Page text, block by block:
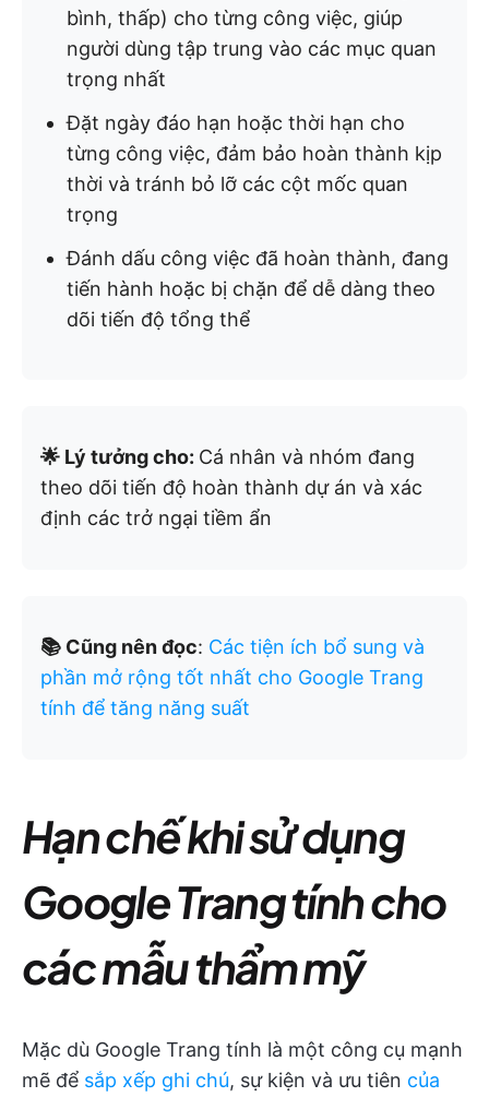
bình, thấp) cho từng công việc, giúp
người dùng tập trung vào các mục quan
trọng nhất
Đặt ngày đáo hạn hoặc thời hạn cho
từng công việc, đảm bảo hoàn thành kịp
thời và tránh bỏ lỡ các cột mốc quan
trọng
Đánh dấu công việc đã hoàn thành, đang
tiến hành hoặc bị chặn để dễ dàng theo
dõi tiến độ tổng thể
🌟 Lý tưởng cho: Cá nhân và nhóm đang
theo dõi tiến độ hoàn thành dự án và xác
định các trở ngại tiềm ẩn
📚 Cũng nên đọc: Các tiện ích bổ sung và
phần mở rộng tốt nhất cho Google Trang
tính để tăng năng suất
Hạn chế khi sử dụng
Google Trang tính cho
các mẫu thẩm mỹ
Mặc dù Google Trang tính là một công cụ mạnh
mẽ để sắp xếp ghi chú, sự kiện và ưu tiên của